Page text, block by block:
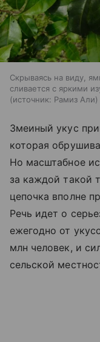
Скрываясь на виду,
сливается с яркими
источник: Рамиз Али
Змеиный укус
которая
Но масштабное
за каждой такой
цепочка вполне
Речь идет о
ежегодно от
млн человек, и
сельской